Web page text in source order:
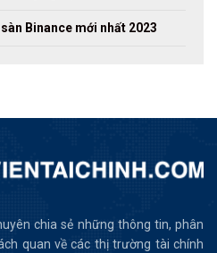
Binance mới nhất 2023
chia sẻ những thông tin, phân
quan về các thị trường tài chính